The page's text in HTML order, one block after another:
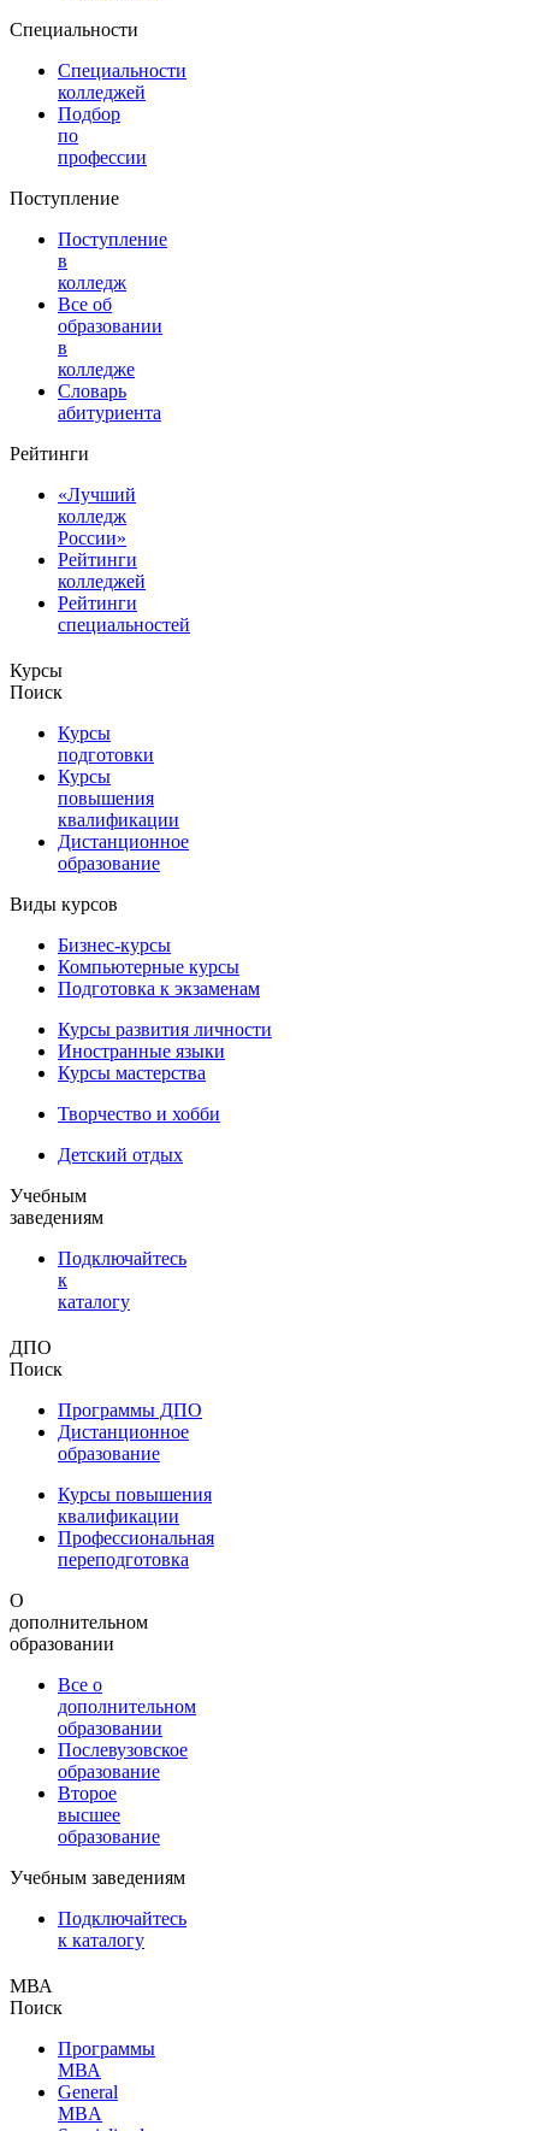
Специальности
Специальности
колледжей
Подбор
по
профессии
Поступление
Поступление
в
колледж
Все об
образовании
в
колледже
Словарь
абитуриента
Рейтинги
«Лучший
колледж
России»
Рейтинги
колледжей
Рейтинги
специальностей
Курсы
Поиск
Курсы
подготовки
Курсы
повышения
квалификации
Дистанционное
образование
Виды курсов
Бизнес-курсы
Компьютерные курсы
Подготовка к экзаменам
Курсы развития личности
Иностранные языки
Курсы мастерства
Творчество и хобби
Детский отдых
Учебным
заведениям
Подключайтесь
к
каталогу
ДПО
Поиск
Программы ДПО
Дистанционное
образование
Курсы повышения
квалификации
Профессиональная
переподготовка
О
дополнительном
образовании
Все о
дополнительном
образовании
Послевузовское
образование
Второе
высшее
образование
Учебным заведениям
Подключайтесь
к каталогу
МВА
Поиск
Программы
МВА
General
MBA